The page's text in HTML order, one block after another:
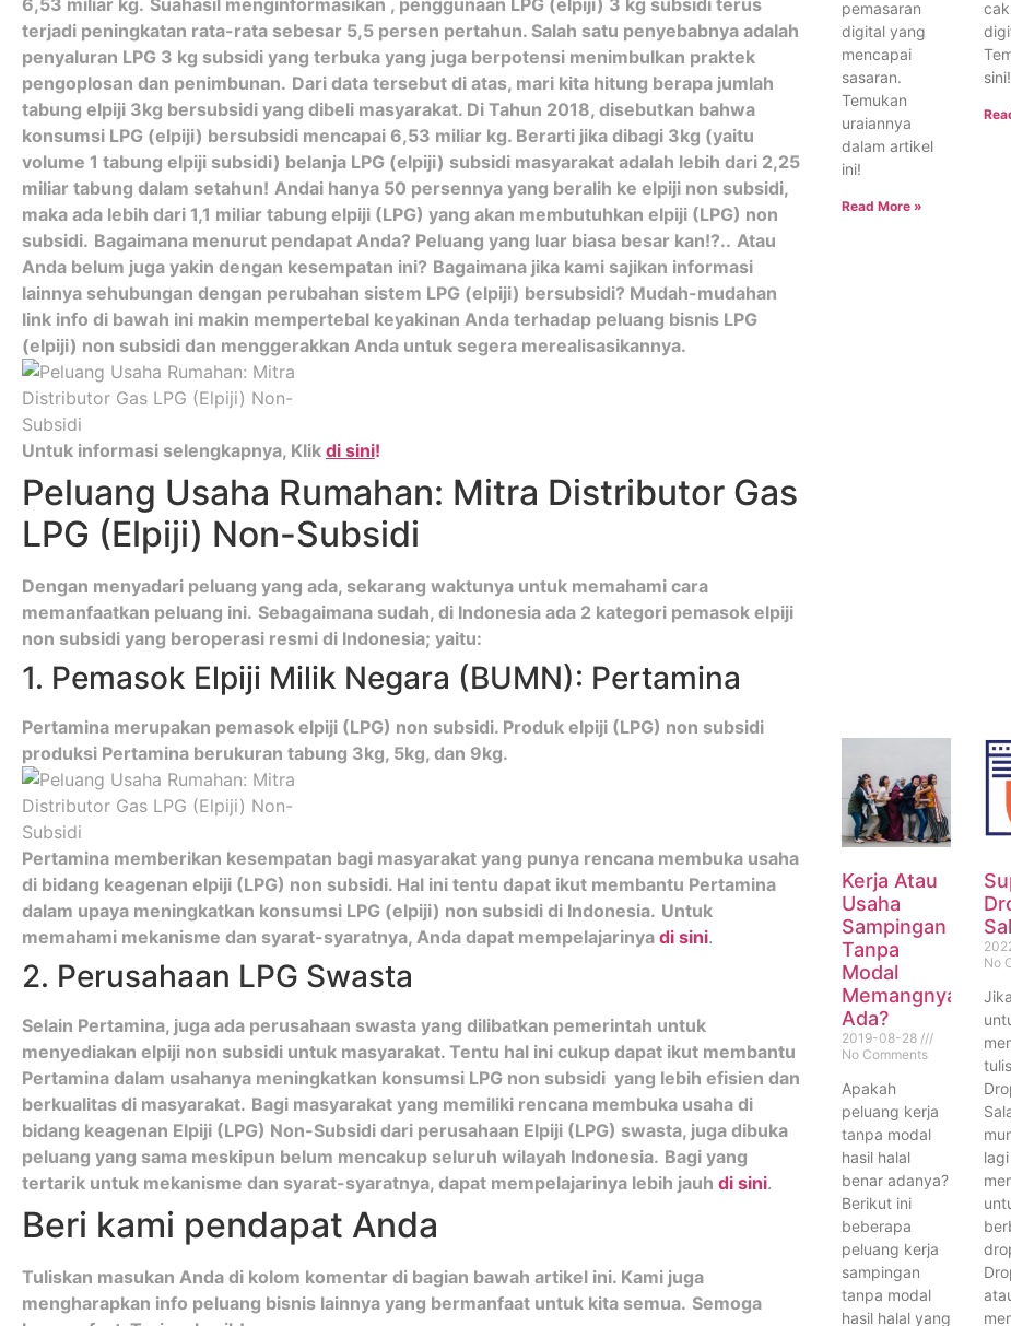
terjadi peningkatan rata-rata sebesar 5,5 persen pertahun. Salah satu penyebabnya adalah
penyaluran LPG 3 kg subsidi yang terbuka yang juga berpotensi menimbulkan praktek
pengoplosan dan penimbunan. Dari data tersebut di atas, mari kita hitung berapa jumlah
tabung elpiji 3kg bersubsidi yang dibeli masyarakat. Di Tahun 2018, disebutkan bahwa
konsumsi LPG (elpiji) bersubsidi mencapai 6,53 miliar kg. Berarti jika dibagi 3kg (yaitu
volume 1 tabung elpiji subsidi) belanja LPG (elpiji) subsidi masyarakat adalah lebih dari 2,25
miliar tabung dalam setahun! Andai hanya 50 persennya yang beralih ke elpiji non subsidi,
maka ada lebih dari 1,1 miliar tabung elpiji (LPG) yang akan membutuhkan elpiji (LPG) non
subsidi. Bagaimana menurut pendapat Anda? Peluang yang luar biasa besar kan!?.. Atau
Anda belum juga yakin dengan kesempatan ini? Bagaimana jika kami sajikan informasi
lainnya sehubungan dengan perubahan sistem LPG (elpiji) bersubsidi? Mudah-mudahan
link info di bawah ini makin mempertebal keyakinan Anda terhadap peluang bisnis LPG
(elpiji) non subsidi dan menggerakkan Anda untuk segera merealisasikannya.
Untuk informasi selengkapnya, Klik di sini!
Peluang Usaha Rumahan: Mitra Distributor Gas
LPG (Elpiji) Non-Subsidi
Dengan menyadari peluang yang ada, sekarang waktunya untuk memahami cara
memanfaatkan peluang ini. Sebagaimana sudah, di Indonesia ada 2 kategori pemasok elpiji
non subsidi yang beroperasi resmi di Indonesia; yaitu:
1. Pemasok Elpiji Milik Negara (BUMN): Pertamina
Pertamina merupakan pemasok elpiji (LPG) non subsidi. Produk elpiji (LPG) non subsidi
produksi Pertamina berukuran tabung 3kg, 5kg, dan 9kg.
Pertamina memberikan kesempatan bagi masyarakat yang punya rencana membuka usaha
di bidang keagenan elpiji (LPG) non subsidi. Hal ini tentu dapat ikut membantu Pertamina
dalam upaya meningkatkan konsumsi LPG (elpiji) non subsidi di Indonesia. Untuk
memahami mekanisme dan syarat-syaratnya, Anda dapat mempelajarinya di sini.
2. Perusahaan LPG Swasta
Selain Pertamina, juga ada perusahaan swasta yang dilibatkan pemerintah untuk
menyediakan elpiji non subsidi untuk masyarakat. Tentu hal ini cukup dapat ikut membantu
Pertamina dalam usahanya meningkatkan konsumsi LPG non subsidi yang lebih efisien dan
berkualitas di masyarakat. Bagi masyarakat yang memiliki rencana membuka usaha di
bidang keagenan Elpiji (LPG) Non-Subsidi dari perusahaan Elpiji (LPG) swasta, juga dibuka
peluang yang sama meskipun belum mencakup seluruh wilayah Indonesia. Bagi yang
tertarik untuk mekanisme dan syarat-syaratnya, dapat mempelajarinya lebih jauh di sini.
Beri kami pendapat Anda
Tuliskan masukan Anda di kolom komentar di bagian bawah artikel ini. Kami juga
mengharapkan info peluang bisnis lainnya yang bermanfaat untuk kita semua. Semoga
pemasaran
digital yang
mencapai
sasaran.
Temukan
uraiannya
dalam artikel
ini!
Read More »
sini!
Kerja Atau
Usaha
Sampingan
Tanpa
Modal
Memangnya
Ada?
2019-08-28
No Comments
Apakah
peluang kerja
tanpa modal
hasil halal
benar adanya?
Berikut ini
beberapa
peluang kerja
sampingan
tanpa modal
hasil halal yang
No
lagi